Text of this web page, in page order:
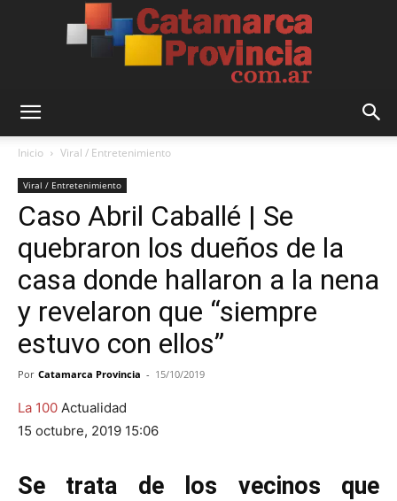
Provincia
Inicio Viral / Entretenimiento
Viral / Entretenimiento
Caso Abril Caballé | Se
quebraron los dueños de la
casa donde hallaron a la nena
y revelaron que “siempre
estuvo con ellos”
Por Catamarca Provincia - 15/10/2019
La 100 Actualidad
15 octubre, 2019 15:06
Se trata de los vecinos que